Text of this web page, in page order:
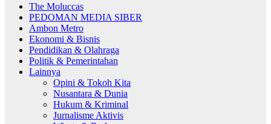
The Moluccas
PEDOMAN MEDIA SIBER
Ambon Metro
Ekonomi & Bisnis
Pendidikan & Olahraga
Politik & Pemerintahan
Lainnya
Opini & Tokoh Kita
Nusantara & Dunia
Hukum & Kriminal
Jurnalisme Aktivis